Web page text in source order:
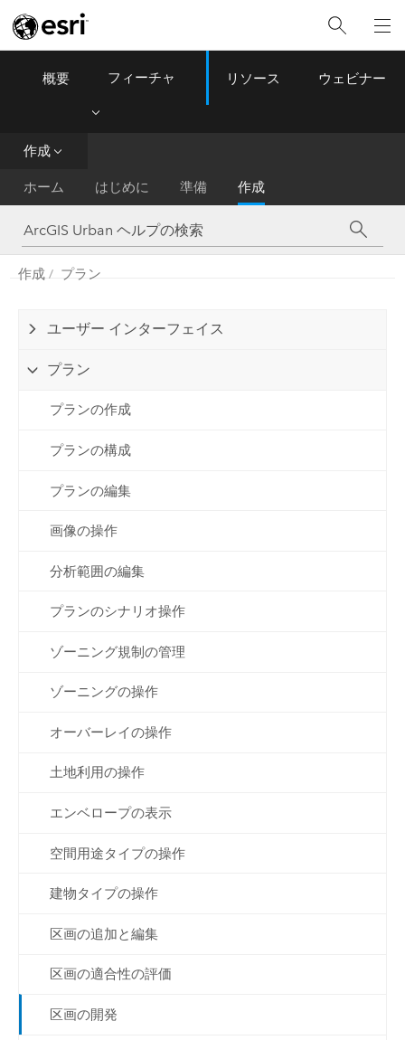
ArcGIS Urban
概要 フィーチャ リソース ウェビナー
作成
ホーム はじめに 準備 作成
作成 プラン
ユーザー インターフェイス
プラン
プランの作成
プランの構成
プランの編集
画像の操作
分析範囲の編集
プランのシナリオ操作
ゾーニング規制の管理
ゾーニングの操作
オーバーレイの操作
土地利用の操作
エンベロープの表示
空間用途タイプの操作
建物タイプの操作
区画の追加と編集
区画の適合性の評価
区画の開発